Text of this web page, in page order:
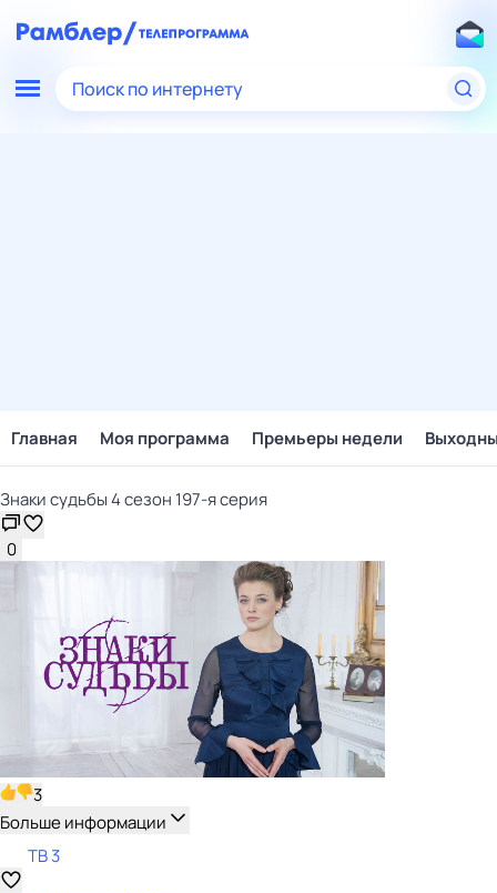
Поиск по интернету
Главная Моя программа Премьеры недели
Знаки судьбы 4 сезон 197-я серия
0
3
Больше информации
ТВ 3